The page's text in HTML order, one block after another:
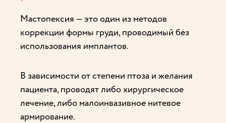
Мастопексия — это один из методов
коррекции формы груди, проводимый без
использования имплантов.
В зависимости от степени птоза и желания
пациента, проводят либо хирургическое
лечение, либо малоинвазивное нитевое
армирование.